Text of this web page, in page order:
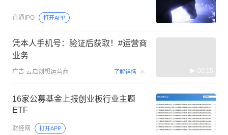
直通IPO 打开APP
凭本人手机号：验证后获取！#运营商
业务
广告 云启创想运营商 了解详情 00:15
16家公募基金上报创业板行业主题
ETF
财经网 打开APP